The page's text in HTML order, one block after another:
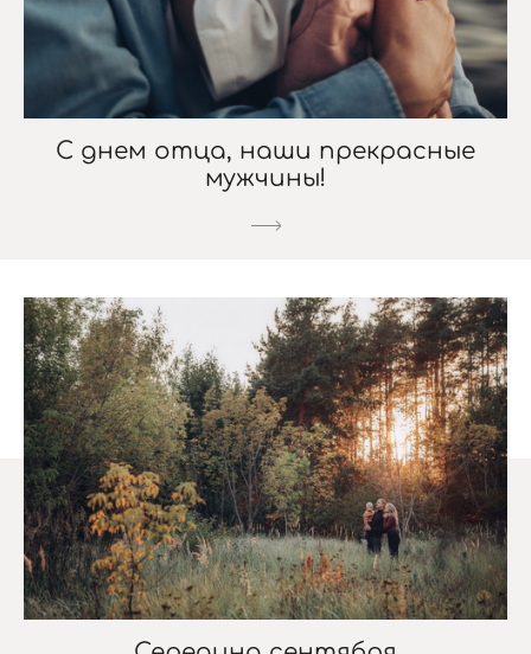
С днем отца, наши прекрасные
мужчины!